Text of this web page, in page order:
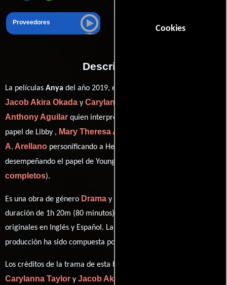
Cookies
Proveedores
Descripción
La películas Anya del año 2019, está dirigida en conjunto por
Jacob Akira Okada y Carylanna Taylor
Anthony Aguilar quien interpreta a Aquiles,
papel de Libby , Mary Theresa Archbold
A. Arellano personificando a Hector y
desempeñando el papel de Young Marco (
completos).
Es una obra de género Drama y
duración de 1h 20m (80 minutos), esta película tiene diálogos
originales en Inglés y Español . La banda sonora para esta
producción ha sido compuesta por
Los créditos de la trama de esta historia están divididos entre
Carylanna Taylor y Jacob Akira Okada